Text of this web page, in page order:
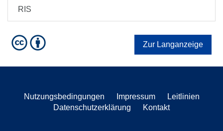
RIS
Zur Langanzeige
Nutzungsbedingungen Impressum
Leitlinien
Datenschutzerklärung
Kontakt